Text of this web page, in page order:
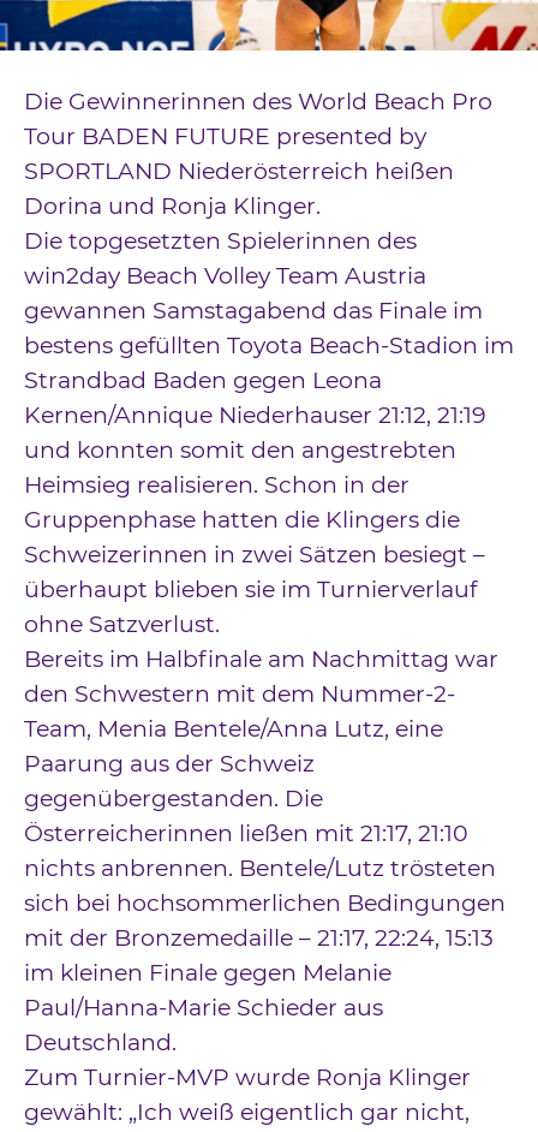
Downloads
Impressum
Datenschutz
Die Gewinnerinnen des World Beach Pro
Tour BADEN FUTURE presented by
SPORTLAND Niederösterreich heißen
Dorina und Ronja Klinger.
Die topgesetzten Spielerinnen des
win2day Beach Volley Team Austria
gewannen Samstagabend das Finale im
bestens gefüllten Toyota Beach-Stadion im
Strandbad Baden gegen Leona
Kernen/Annique Niederhauser 21:12, 21:19
und konnten somit den angestrebten
Heimsieg realisieren. Schon in der
Gruppenphase hatten die Klingers die
Schweizerinnen in zwei Sätzen besiegt –
überhaupt blieben sie im Turnierverlauf
ohne Satzverlust.
Bereits im Halbfinale am Nachmittag war
den Schwestern mit dem Nummer-2-
Team, Menia Bentele/Anna Lutz, eine
Paarung aus der Schweiz
gegenübergestanden. Die
Österreicherinnen ließen mit 21:17, 21:10
nichts anbrennen. Bentele/Lutz trösteten
sich bei hochsommerlichen Bedingungen
mit der Bronzemedaille – 21:17, 22:24, 15:13
im kleinen Finale gegen Melanie
Paul/Hanna-Marie Schieder aus
Deutschland.
Zum Turnier-MVP wurde Ronja Klinger
gewählt: „Ich weiß eigentlich gar nicht,